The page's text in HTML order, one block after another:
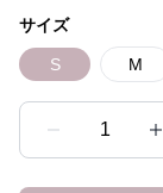
サイズ
S M
1